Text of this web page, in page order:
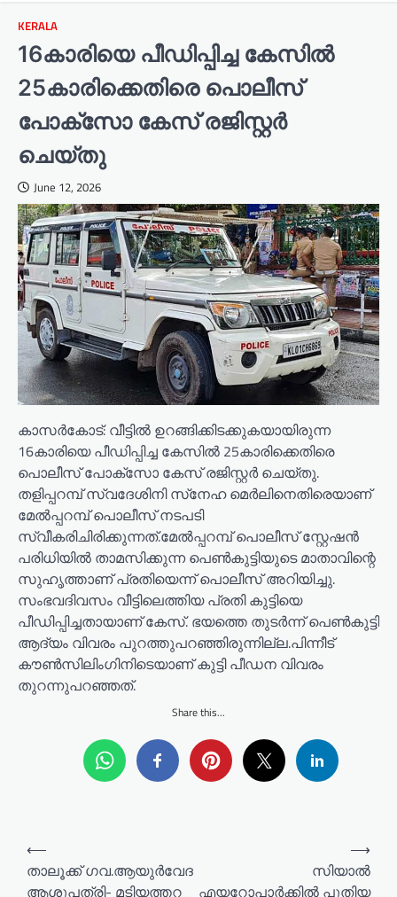
KERALA
16കാരിയെ പീഡിപ്പിച്ച കേസിൽ
25കാരിക്കെതിരെ പൊലീസ്
പോക്‌സോ കേസ് രജിസ്റ്റർ
ചെയ്തു
June 12, 2026
കാസർകോട്: വീട്ടിൽ ഉറങ്ങിക്കിടക്കുകയായിരുന്ന
16കാരിയെ പീഡിപ്പിച്ച കേസിൽ 25കാരിക്കെതിരെ
പൊലീസ് പോക്‌സോ കേസ് രജിസ്റ്റർ ചെയ്തു.
തളിപ്പറമ്പ് സ്വദേശിനി സ്‌നേഹ മെർലിനെതിരെയാണ്
മേൽപ്പറമ്പ് പൊലീസ് നടപടി
സ്വീകരിചിരിക്കുന്നത്.മേൽപ്പറമ്പ് പൊലീസ് സ്റ്റേഷൻ
പരിധിയിൽ താമസിക്കുന്ന പെൺകുട്ടിയുടെ മാതാവിന്റെ
സുഹൃത്താണ് പ്രതിയെന്ന് പൊലീസ് അറിയിച്ചു.
സംഭവദിവസം വീട്ടിലെത്തിയ പ്രതി കുട്ടിയെ
പീഡിപ്പിച്ചതായാണ് കേസ്. ഭയത്തെ തുടർന്ന് പെൺകുട്ടി
ആദ്യം വിവരം പുറത്തുപറഞ്ഞിരുന്നില്ല.പിന്നീട്
കൗൺസിലിംഗിനിടെയാണ് കുട്ടി പീഡന വിവരം
തുറന്നുപറഞ്ഞത്.
Share this...
⟵
താലൂക്ക് ഗവ.ആയുര്‍വേദ
ആശുപത്രി- മടിയത്തറ
സിയാൽ
എയറോപാർക്കിൽ പുതിയ
⟶